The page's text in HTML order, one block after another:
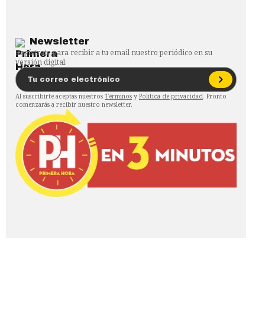
Newsletter
Regístrate para recibir a tu email nuestro periódico en su
versión digital.
Al suscribirte aceptas nuestros Términos y Política de privacidad. Pronto
comenzarás a recibir nuestro newsletter.